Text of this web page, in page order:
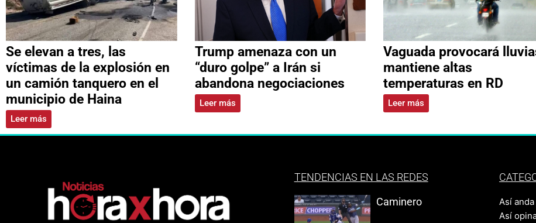
Se elevan a tres, las
víctimas de la explosión en
un camión tanquero en el
municipio de Haina
Leer más
Trump amenaza con un
“duro golpe” a Irán si
abandona negociaciones
Leer más
Vaguada provocará
mantiene altas
temperaturas en RD
Leer más
TENDENCIAS EN LAS REDES
Caminero
Así
Así